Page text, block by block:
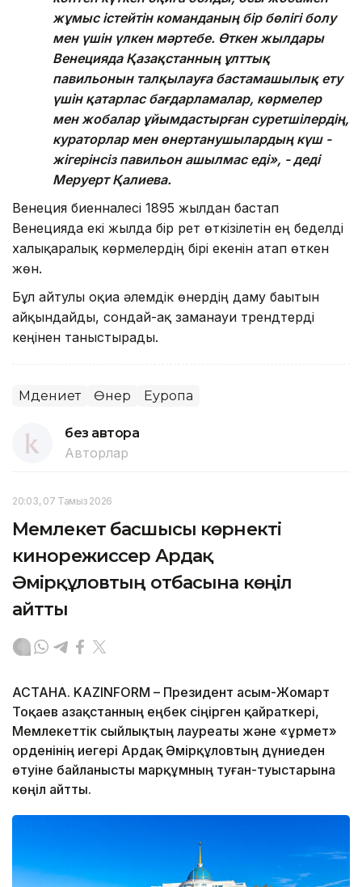
жұмыс істейтін команданың бір бөлігі болу
мен үшін үлкен мәртебе. Өткен жылдары
Венецияда Қазақстанның ұлттық
павильонын талқылауға бастамашылық ету
үшін қатарлас бағдарламалар, көрмелер
мен жобалар ұйымдастырған суретшілердің,
кураторлар мен өнертанушылардың күш -
жігерінсіз павильон ашылмас еді», - деді
Меруерт Қалиева.
Венеция биенналесі 1895 жылдан бастап
Венецияда екі жылда бір рет өткізілетін ең беделді
халықаралық көрмелердің бірі екенін атап өткен
жөн.
Бұл айтулы оқиға әлемдік өнердің даму бағытын
айқындайды, сондай-ақ заманауи трендтерді
кеңінен таныстырады.
Мәдениет Өнер Еуропа
без автора
Авторлар
20:03, 07 Тамыз 2026
Мемлекет басшысы көрнекті
кинорежиссер Ардақ
Әмірқұловтың отбасына көңіл
айтты
АСТАНА. KAZINFORM – Президент Қасым-Жомарт
Тоқаев Қазақстанның еңбек сіңірген қайраткері,
Мемлекеттік сыйлықтың лауреаты және «Құрмет»
орденінің иегері Ардақ Әмірқұловтың дүниеден
өтуіне байланысты марқұмның туған-туыстарына
көңіл айтты.